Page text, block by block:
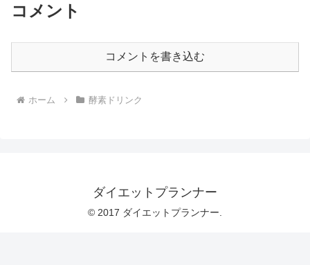
コメント
コメントを書き込む
ホーム 酵素ドリンク
ダイエットプランナー
© 2017 ダイエットプランナー.